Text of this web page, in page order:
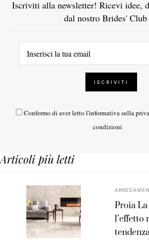
Iscriviti alla newsletter! Ricevi idee,
dal nostro Brides'
Confermo di aver letto l'informativa sulla
condizioni
Articoli più letti
Proia
l’effetto